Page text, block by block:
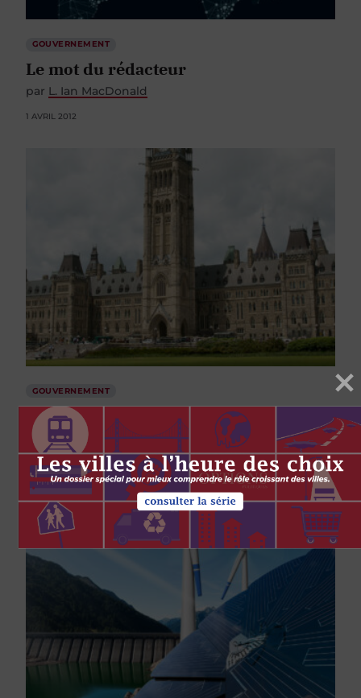
GOUVERNEMENT
Le mot du rédacteur
par L. Ian MacDonald
1 AVRIL 2012
GOUVERNEMENT
Le mot du rédacteur
parL. Ian MacDonald
1 MARS 2012